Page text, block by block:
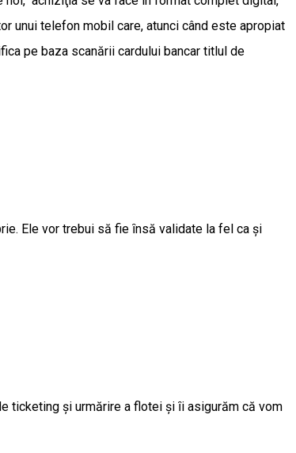
unui telefon mobil care, atunci când este apropiat
pe baza scanării cardului bancar titlul de
Ele vor trebui să fie ȋnsă validate la fel ca şi
ticketing şi urmărire a flotei şi ȋi asigurăm că vom